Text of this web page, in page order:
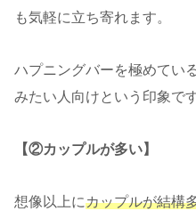
も気軽に立ち寄れます。
ハプニングバーを極めてい
みたい人向けという印象です
【②カップルが多い】
想像以上にカップルが結構